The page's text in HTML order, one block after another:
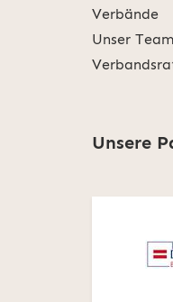
Verbände
Unser Team
Unsere